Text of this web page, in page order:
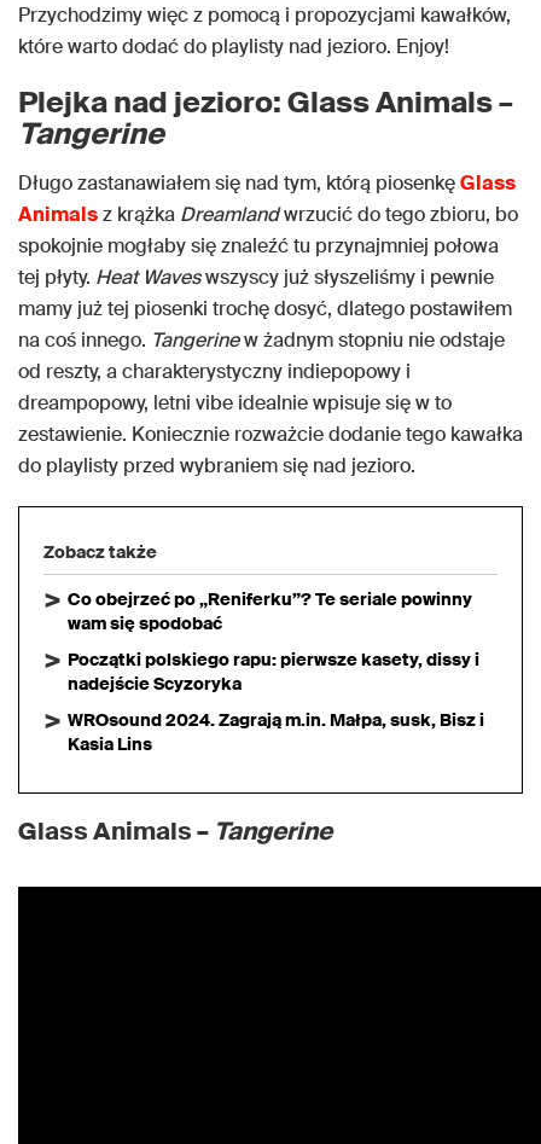
Przychodzimy więc z pomocą i propozycjami kawałków,
które warto dodać do playlisty nad jezioro. Enjoy!
Plejka nad jezioro: Glass Animals –
Tangerine
Długo zastanawiałem się nad tym, którą piosenkęGlass
Animalsz krążka Dreamlandwrzucić do tego zbioru, bo
spokojnie mogłaby się znaleźć tu przynajmniej połowa
tej płyty. Heat Waveswszyscy już słyszeliśmy i pewnie
mamy już tej piosenki trochę dosyć, dlatego postawiłem
na coś innego. Tangerinew żadnym stopniu nie odstaje
od reszty, a charakterystyczny indiepopowy i
dreampopowy, letni vibe idealnie wpisuje się w to
zestawienie. Koniecznie rozważcie dodanie tego kawałka
do playlisty przed wybraniem się nad jezioro.
Zobacz także
Co obejrzeć po „Reniferku”? Te seriale powinny
wam się spodobać
Początki polskiego rapu: pierwsze kasety, dissy i
nadejście Scyzoryka
WROsound 2024. Zagrają m.in. Małpa, susk, Bisz i
Kasia Lins
Glass Animals – Tangerine